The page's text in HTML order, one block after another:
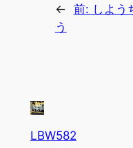
← 前: しよう
う
LBW582